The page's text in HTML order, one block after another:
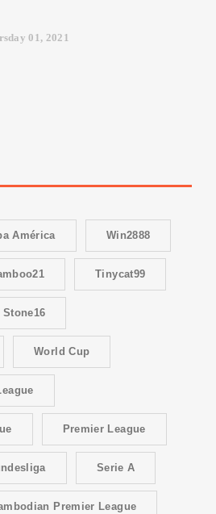
01, 2021
América Win2888
Tinycat99
Stone16
World Cup
Premier League
Serie A
Premier League